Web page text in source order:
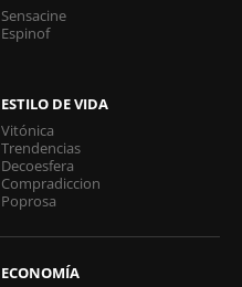
Sensacine
Espinof
ESTILO DE VIDA
Vitónica
Trendencias
Decoesfera
Compradiccion
Poprosa
ECONOMÍA